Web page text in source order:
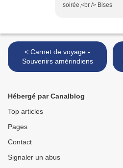
soirée,<br /> Bises
< Carnet de voyage -
Souvenirs amérindiens
Hébergé par Canalblog
Top articles
Pages
Contact
Signaler un abus